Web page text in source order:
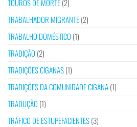
TOUROS DE MORTE(2)
TRABALHADOR MIGRANTE(2)
TRABALHO DOMÉSTICO (1)
TRADIÇÃO (2)
TRADIÇÕES CIGANAS(1)
TRADIÇÕES DA COMUNIDADE CIGANA(1)
TRADUÇÃO (1)
TRÁFICO DE ESTUPEFACIENTES(3)